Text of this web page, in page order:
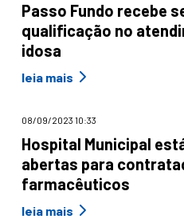
Passo Fundo recebe
qualificação no
idosa
leia mais
08/09/2023 10:33
Hospital Municipal
abertas para
farmacêuticos
leia mais